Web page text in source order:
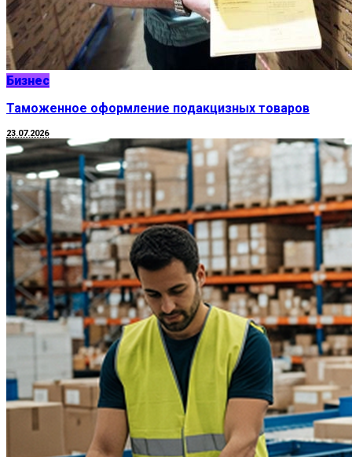
Бизнес
Таможенное оформление подакцизных товаров
23.07.2026